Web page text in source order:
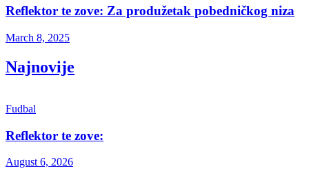
Reflektor te zove: Za produžetak pobedničkog niza
March 8, 2025
Najnovije
Fudbal
Reflektor te zove:
August 6, 2026